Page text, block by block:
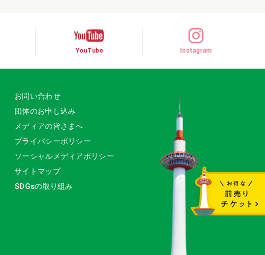
YouTube Instagram
お問い合わせ
団体のお申し込み
メディアの皆さまへ
プライバシーポリシー
ソーシャルメディアポリシー
サイトマップ
SDGsの取り組み